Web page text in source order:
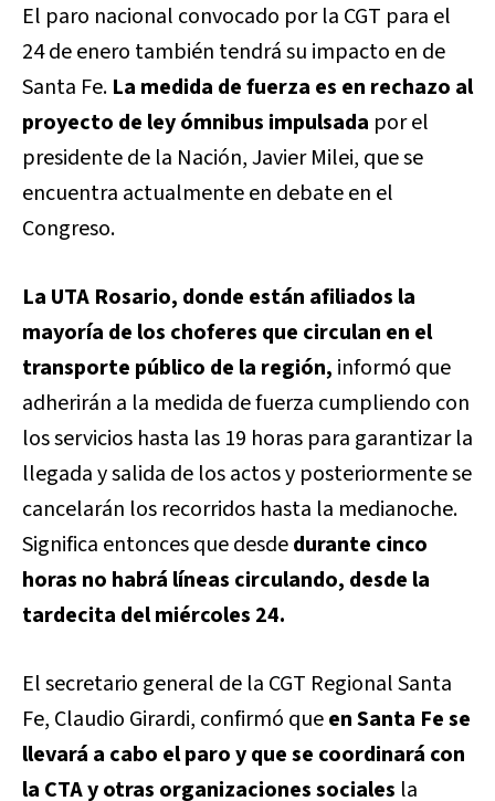
El paro nacional convocado por la CGT para el
24 de enero también tendrá su impacto en de
Santa Fe. La medida de fuerza es en rechazo al
proyecto de ley ómnibus impulsada por el
presidente de la Nación, Javier Milei, que se
encuentra actualmente en debate en el
Congreso.
La UTA Rosario, donde están afiliados la
mayoría de los choferes que circulan en el
transporte público de la región, informó que
adherirán a la medida de fuerza cumpliendo con
los servicios hasta las 19 horas para garantizar la
llegada y salida de los actos y posteriormente se
cancelarán los recorridos hasta la medianoche.
Significa entonces que desdedurante cinco
horas no habrá líneas circulando, desde la
tardecita del miércoles 24.
El secretario general de la CGT Regional Santa
Fe, Claudio Girardi, confirmó queen Santa Fe se
llevará a cabo el paro y que se coordinará con
la CTA y otras organizaciones sociales la